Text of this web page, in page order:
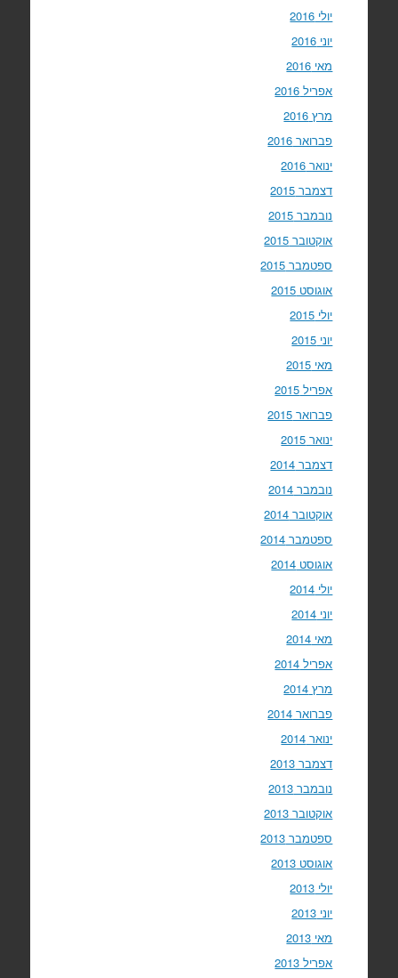
יולי 2016
יוני 2016
מאי 2016
אפריל 2016
מרץ 2016
פברואר 2016
ינואר 2016
דצמבר 2015
נובמבר 2015
אוקטובר 2015
ספטמבר 2015
אוגוסט 2015
יולי 2015
יוני 2015
מאי 2015
אפריל 2015
פברואר 2015
ינואר 2015
דצמבר 2014
נובמבר 2014
אוקטובר 2014
ספטמבר 2014
אוגוסט 2014
יולי 2014
יוני 2014
מאי 2014
אפריל 2014
מרץ 2014
פברואר 2014
ינואר 2014
דצמבר 2013
נובמבר 2013
אוקטובר 2013
ספטמבר 2013
אוגוסט 2013
יולי 2013
יוני 2013
מאי 2013
אפריל 2013